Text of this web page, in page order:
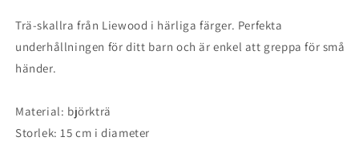
Trä-skallra från Liewood i härliga färger. Perfekta
underhållningen för ditt barn och är enkel att greppa för små
händer.
Material: björkträ
Storlek: 15 cm i diameter